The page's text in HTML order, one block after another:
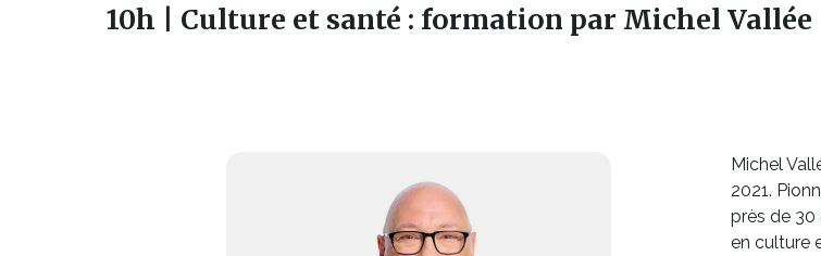
10h | Culture et santé : formation par Michel Vallée
Michel
2021.
près de 30
en culture